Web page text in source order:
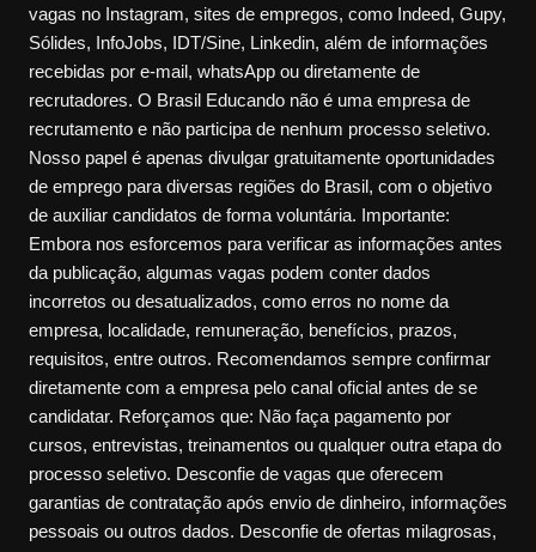
vagas no Instagram, sites de empregos, como Indeed, Gupy,
Sólides, InfoJobs, IDT/Sine, Linkedin, além de informações
recebidas por e-mail, whatsApp ou diretamente de
recrutadores. O Brasil Educando não é uma empresa de
recrutamento e não participa de nenhum processo seletivo.
Nosso papel é apenas divulgar gratuitamente oportunidades
de emprego para diversas regiões do Brasil, com o objetivo
de auxiliar candidatos de forma voluntária. Importante:
Embora nos esforcemos para verificar as informações antes
da publicação, algumas vagas podem conter dados
incorretos ou desatualizados, como erros no nome da
empresa, localidade, remuneração, benefícios, prazos,
requisitos, entre outros. Recomendamos sempre confirmar
diretamente com a empresa pelo canal oficial antes de se
candidatar. Reforçamos que: Não faça pagamento por
cursos, entrevistas, treinamentos ou qualquer outra etapa do
processo seletivo. Desconfie de vagas que oferecem
garantias de contratação após envio de dinheiro, informações
pessoais ou outros dados. Desconfie de ofertas milagrosas,